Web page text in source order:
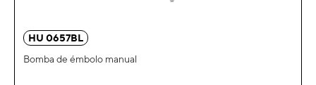
HU 0657BL
Bomba de émbolo manual